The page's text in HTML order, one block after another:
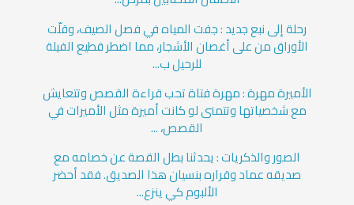
رحلة إلى نبع جديد : جفت المياه في فصل الصيف، وقلّت
الأوراق من على أغصان الأشجار، مما اضطر قطيع الفيلة
للرحيل ب...
الأميرة مهرة : مهرة فتاة تحب قراءة القصص وتتعايش
مع شخصياتها وتتمنى لو كانت أميرة مثل الأميرات في
القصص، ...
الصور والذكريات : يحدثنا بطل القصة عن خصامه مع
صديقه عماد وقراره بنسيان هذا الصديق. فقد أحضر
الألبوم كي ينزع...